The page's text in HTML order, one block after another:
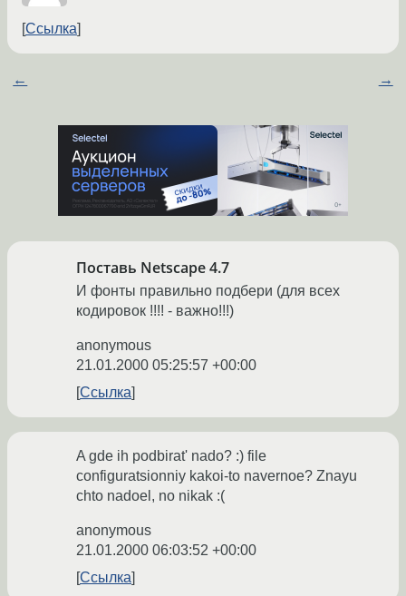
Ссылка
← →
Поставь Netscape 4.7
И фонты правильно подбери (для всех
кодировок !!!! - важно!!!)
anonymous
21.01.2000 05:25:57 +00:00
Ссылка
A gde ih podbirat' nado? :) file
configuratsionniy kakoi-to navernoe? Znayu
chto nadoel, no nikak :(
anonymous
21.01.2000 06:03:52 +00:00
Ссылка